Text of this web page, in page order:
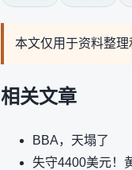
本文仅用于资料整
相关文章
BBA，天塌了
失守4400美元！